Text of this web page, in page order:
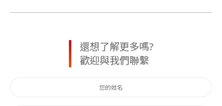
還想了解更多嗎?
歡迎與我們聯繫